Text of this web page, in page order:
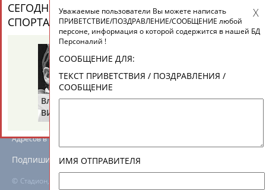
ТАБЛО АКТИВНОСТИ
ЦЕЛИ ПРОЕКТА КОНТАКТЫ
Вопросы сотрудничества и совместной деятельности
© Стадион, 1998-2026
Адресов в новостной рассылке: 996
Подпишись
СЕГОДНЯ ДЕНЬ ПАМЯТИ У ПЕРСОН ИЗ МИРА
СПОРТА (2 ПЕРСОНАЛИЙ)
ВЕСЬ СПИСОК
Владимир
ВИКУЛОВ
Володар
Уважаемые пользователи Вы можете написать
ПРИВЕТСТВИЕ/ПОЗДРАВЛЕНИЕ/СООБЩЕНИЕ любой
персоне, информация о которой содержится в нашей БД
Персоналий !
СООБЩЕНИЕ ДЛЯ:
ТЕКСТ ПРИВЕТСТВИЯ / ПОЗДРАВЛЕНИЯ /
СООБЩЕНИЕ
ИМЯ ОТПРАВИТЕЛЯ